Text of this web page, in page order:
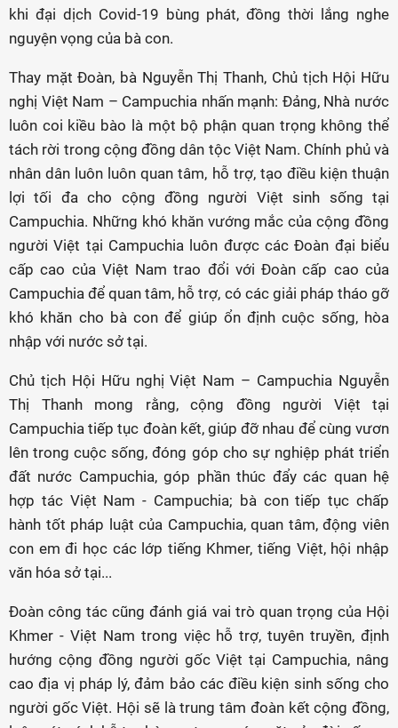
khi đại dịch Covid-19 bùng phát, đồng thời lắng nghe
nguyện vọng của bà con.
Thay mặt Đoàn, bà Nguyễn Thị Thanh, Chủ tịch Hội Hữu
nghị Việt Nam – Campuchia nhấn mạnh: Đảng, Nhà nước
luôn coi kiều bào là một bộ phận quan trọng không thể
tách rời trong cộng đồng dân tộc Việt Nam. Chính phủ và
nhân dân luôn luôn quan tâm, hỗ trợ, tạo điều kiện thuận
lợi tối đa cho cộng đồng người Việt sinh sống tại
Campuchia. Những khó khăn vướng mắc của cộng đồng
người Việt tại Campuchia luôn được các Đoàn đại biểu
cấp cao của Việt Nam trao đổi với Đoàn cấp cao của
Campuchia để quan tâm, hỗ trợ, có các giải pháp tháo gỡ
khó khăn cho bà con để giúp ổn định cuộc sống, hòa
nhập với nước sở tại.
Chủ tịch Hội Hữu nghị Việt Nam – Campuchia Nguyễn
Thị Thanh mong rằng, cộng đồng người Việt tại
Campuchia tiếp tục đoàn kết, giúp đỡ nhau để cùng vươn
lên trong cuộc sống, đóng góp cho sự nghiệp phát triển
đất nước Campuchia, góp phần thúc đẩy các quan hệ
hợp tác Việt Nam - Campuchia; bà con tiếp tục chấp
hành tốt pháp luật của Campuchia, quan tâm, động viên
con em đi học các lớp tiếng Khmer, tiếng Việt, hội nhập
văn hóa sở tại...
Đoàn công tác cũng đánh giá vai trò quan trọng của Hội
Khmer - Việt Nam trong việc hỗ trợ, tuyên truyền, định
hướng cộng đồng người gốc Việt tại Campuchia, nâng
cao địa vị pháp lý, đảm bảo các điều kiện sinh sống cho
người gốc Việt. Hội sẽ là trung tâm đoàn kết cộng đồng,